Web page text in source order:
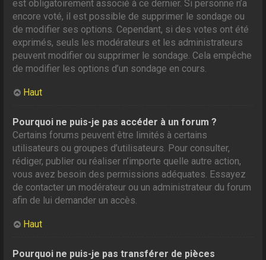
est obligatoirement associé à ce dernier. Si personne n’a
encore voté, il est possible de supprimer le sondage ou
de modifier ses options. Cependant, si des votes ont été
exprimés, seuls les modérateurs et les administrateurs
peuvent modifier ou supprimer le sondage. Cela empêche
de modifier les options d’un sondage en cours.
Haut
Pourquoi ne puis-je pas accéder à un forum ?
Certains forums peuvent être limités à certains
utilisateurs ou groupes d’utilisateurs. Pour consulter,
rédiger, publier ou réaliser n’importe quelle autre action,
vous avez besoin des permissions adéquates. Essayez
de contacter un modérateur ou un administrateur du forum
afin de lui demander un accès.
Haut
Pourquoi ne puis-je pas transférer de pièces